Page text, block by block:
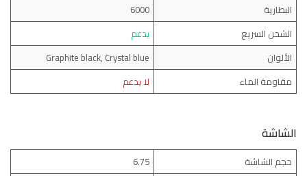
البطارية
6000
الشحن السريع
يدعم
الألوان
Graphite black, Crystal blue
مقاومة الماء
لا يدعم
الشاشة
حجم الشاشة
6.75